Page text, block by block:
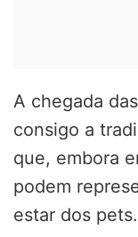
A chegada
consigo a
que, embora
podem
estar dos pets.